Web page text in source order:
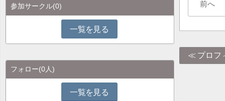
前へ
プロフ
参加サークル(0)
一覧を見る
フォロー(0人)
一覧を見る